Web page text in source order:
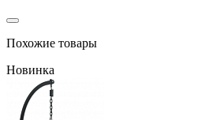
Похожие товары
Новинка